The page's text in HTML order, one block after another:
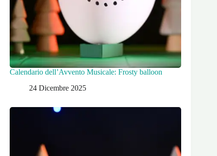
Calendario dell’Avvento Musicale: Frosty balloon
24 Dicembre 2025